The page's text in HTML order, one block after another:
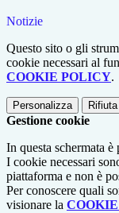
Notizie
Questo sito o gli
cookie necessari al
COOKIE POLICY.
Personalizza
Gestione cookie
In questa schermata
I cookie necessari
piattaforma e non è
Per conoscere quali
visionare la